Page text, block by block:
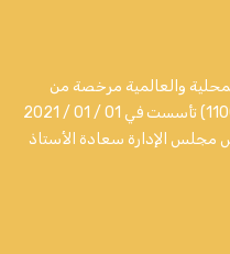
والعالمية مرخصة من
الهيئة العامة لتنظيم الإعلام رقم (1100666) تأسست في 01 / 01 / 2021
مجلس الإدارة سعادة الأستاذ